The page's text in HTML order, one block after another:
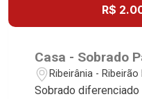
R$
Casa - Sobrado
Ribeirânia -
Sobrado